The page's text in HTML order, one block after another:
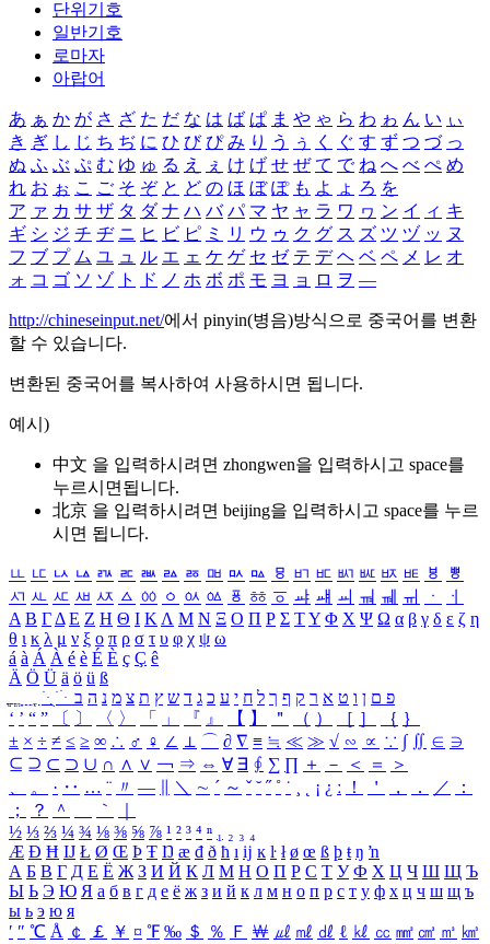
단위기호
일반기호
로마자
아랍어
あ ぁ か が さ ざ た だ な は ば ぱ ま や ゃ ら わ ゎ ん い ぃ
き ぎ し じ ち ぢ に ひ び ぴ み り う ぅ く ぐ す ず つ づ っ
ぬ ふ ぶ ぷ む ゆ ゅ る え ぇ け げ せ ぜ て で ね へ べ ぺ め
れ お ぉ こ ご そ ぞ と ど の ほ ぼ ぽ も よ ょ ろ を
ア ァ カ サ ザ タ ダ ナ ハ バ パ マ ヤ ャ ラ ワ ヮ ン イ ィ キ
ギ シ ジ チ ヂ ニ ヒ ビ ピ ミ リ ウ ゥ ク グ ス ズ ツ ヅ ッ ヌ
フ ブ プ ム ユ ュ ル エ ェ ケ ゲ セ ゼ テ デ ヘ ベ ペ メ レ オ
ォ コ ゴ ソ ゾ ト ド ノ ホ ボ ポ モ ヨ ョ ロ ヲ ―
http://chineseinput.net/에서 pinyin(병음)방식으로 중국어를 변환
할 수 있습니다.
변환된 중국어를 복사하여 사용하시면 됩니다.
예시)
中文 을 입력하시려면 zhongwen을 입력하시고 space를
누르시면됩니다.
北京 을 입력하시려면 beijing을 입력하시고 space를 누르
시면 됩니다.
ㅥ ㅦ ㅧ ㅨ ㅩ ㅪ ㅫ ㅬ ㅭ ㅮ ㅯ ㅰ ㅱ ㅲ ㅳ ㅴ ㅵ ㅶ ㅷ ㅸ
ㅹ
ㅺ ㅻ ㅼ ㅽ ㅾ ㅿ ㆀ ㆁ ㆂ ㆃ ㆄ ㆅ ㆆ ㆇ ㆈ ㆉ ㆊ ㆋ ㆌ ㆍ
ㆎ
Α Β ΓΔ Ε Ζ Η Θ Ι ΚΛ Μ Ν Ξ Ο Π Ρ Σ ΤΥ Φ Χ Ψ Ω α β γ δ ε ζ η
θ ι κ λ μ ν ξ ο π ρ σ τ υ φ χ ψ ω
á à Á À é è É È ç Ç ê
Ä Ö Ü ä ö ü ß
ִֶֹ ֻּ ׁׂ פ ם ן ו ט א ר ק ף ך ל ח י ע כ ג ד ש ץ ת צ מ נ ה ב
‘ ’ “ ” 〔 〕 〈 〉 「 」 『 』 【 】 ＂ （ ） ［ ］ ｛ ｝
± × ÷ ≠ ≤ ≥ ∞ ∴ ♂ ♀ ∠ ⊥ ⌒ ∂ ∇ ≡ ≒ ≪ ≫ √ ∽ ∝ ∵ ∫ ∬ ∈ ∋
⊆ ⊇ ⊂ ⊃ ∪ ∩ ∧ ∨ ￢ ⇒ ⇔ ∀ ∃ ∮ ∑ ∏ ＋ － ＜ ＝
＞
、
。 · ‥ … ¨ 〃 ― ＼ ∼ ´ ～ ˇ ˘ ˝ ˚ ˙ ¸ ¡ ¿ ː ！ ＇ ， ． ／
：
；
？ ＾ ｀
½ ⅓ ⅔ ¼ ¾ ⅛ ⅜ ⅝ ⅞ ¹ ² ³ ⁴ ⁿ ₁ ₂ ₃ ₄
Æ Ð Ħ Ĳ Ł Ø Œ Þ Ŧ Ŋ æ đ ð ħ ı ĳ ĸ ŀ ł ø œ ß þ ŧ ŋ ŉ
А Б В Г Д Е Ё Ж З И Й К Л М Н О П Р С Т У Ф Х Ц Ч Ш Щ Ъ
Ы Ь Э Ю Я а б в г д е ё ж з и й к л м н о п р с т у ф х ц ч ш щ ъ
ы ь э ю я
′ ″ ℃ Å ￠ ￡ ￥ ¤ ℉ ‰ ＄ ％ Ｆ ￦ ㎕ ㎖ ㎗ ℓ ㎘ ㏄ ㎣ ㎤ ㎥ ㎦